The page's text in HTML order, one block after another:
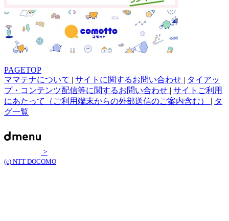
PAGETOP
ママテナについて | サイトに関するお問い合わせ | タイアッ
プ・コンテンツ配信等に関するお問い合わせ | サイトご利用
にあたって（ご利用端末からの外部送信のご案内含む） | タ
グ一覧
>
(c) NTT DOCOMO